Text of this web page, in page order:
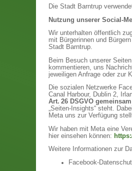
Die Stadt Barntrup
Nutzung unserer Social-
Wir unterhalten öffentlich
mit Bürgerinnen und
Stadt Barntrup.
Beim Besuch unserer
kommentieren, uns
jeweiligen Anfrage oder zur
Die sozialen Netzwerke
Canal Harbour, Dublin 2,
Art. 26 DSGVO
„Seiten-Insights“ steht.
Meta uns zur Verfügung
Wir haben mit Meta eine
hier einsehen können:
Weitere Informationen zur
Facebook-